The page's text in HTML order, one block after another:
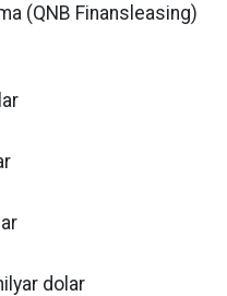
(QNB Finansleasing)
dolar